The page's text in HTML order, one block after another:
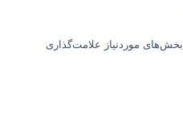
بخش‌های موردنیاز علامت‌گذاری